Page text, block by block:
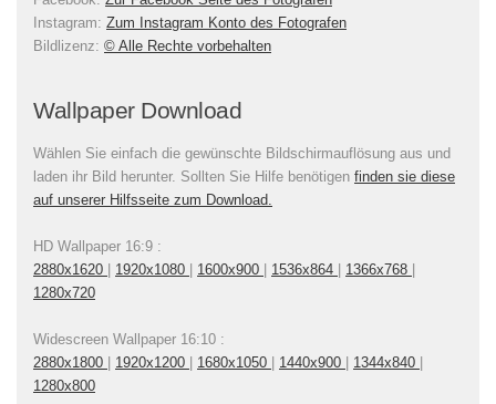
Instagram: Zum Instagram Konto des Fotografen
Bildlizenz: © Alle Rechte vorbehalten
Wallpaper Download
Wählen Sie einfach die gewünschte Bildschirmauflösung aus und
laden ihr Bild herunter. Sollten Sie Hilfe benötigen finden sie diese
auf unserer Hilfsseite zum Download.
HD Wallpaper 16:9 :
2880x1620 | 1920x1080 | 1600x900 | 1536x864 | 1366x768 |
1280x720
Widescreen Wallpaper 16:10 :
2880x1800 | 1920x1200 | 1680x1050 | 1440x900 | 1344x840 |
1280x800